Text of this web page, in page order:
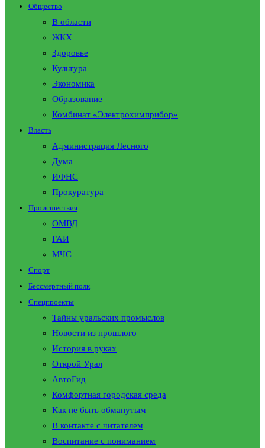
Общество
В области
ЖКХ
Здоровье
Культура
Экономика
Образование
Комбинат «Электрохимприбор»
Власть
Администрация Лесного
Дума
ИФНС
Прокуратура
Происшествия
ОМВД
ГАИ
МЧС
Спорт
Бессмертный полк
Спецпроекты
Тайны уральских промыслов
Новости из прошлого
История в руках
Открой Урал
АвтоГид
Комфортная городская среда
Как не быть обманутым
В контакте с читателем
Воспитание с пониманием